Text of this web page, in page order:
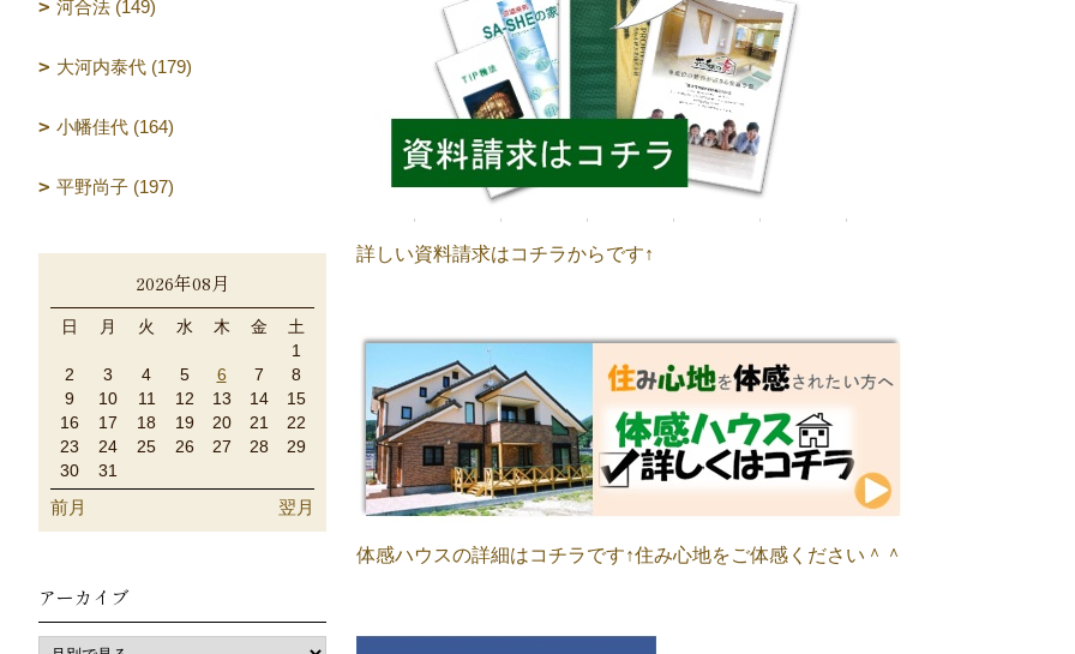
詳しい資料請求はコチラからです↑
体感ハウスの詳細はコチラです↑住み心地をご体感ください＾＾
河合法 (149)
大河内泰代 (179)
小幡佳代 (164)
平野尚子 (197)
2026年08月
日 月 火 水 木 金
土
1
2
3 4 5 6 7
8
9
10 11 12 13 14
15
16
17 18 19 20 21
22
23
24 25 26 27 28
29
30
31
前月 翌月
アーカイブ